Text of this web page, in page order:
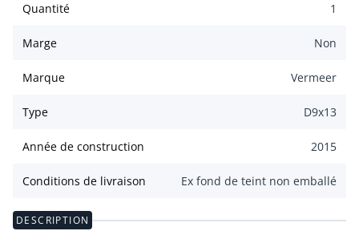
Quantité 1
Marge Non
Marque Vermeer
Type D9x13
Année de construction 2015
Conditions de livraison Ex fond de teint non emballé
DESCRIPTION